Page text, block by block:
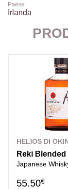
Paese
Irlanda
HELIOS DI
Reki
Japanese
55.50€